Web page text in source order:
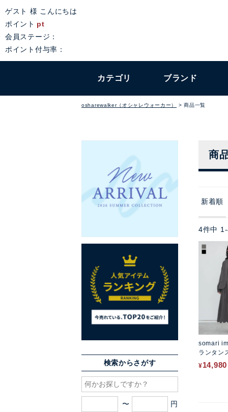
ゲスト 様 こんにちは
ポイント pt
会員ステージ：
ポイント付与率：
カテゴリ ブランド
osharewalker（オシャレウォーカー） 商品一覧
検索からさがす
〜
商
新着順
4件中 1 -
somari
ランタン
スカラ
¥14,980